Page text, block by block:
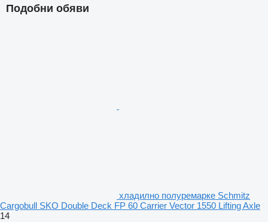
Подобни обяви
хладилно полуремарке Schmitz
Cargobull SKO Double Deck FP 60 Carrier Vector 1550 Lifting Axle
14